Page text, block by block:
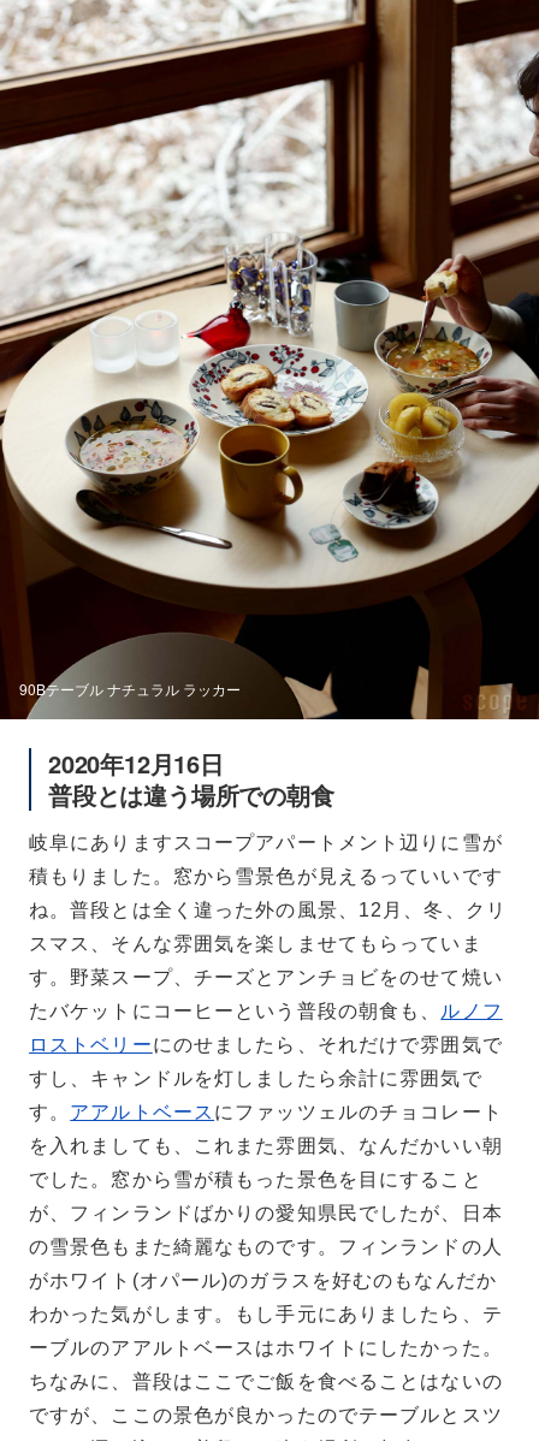
90Bテーブル ナチュラル ラッカー
2020年12月16日
普段とは違う場所での朝食
岐阜にありますスコープアパートメント辺りに雪が
積もりました。窓から雪景色が見えるっていいです
ね。普段とは全く違った外の風景、12月、冬、クリ
スマス、そんな雰囲気を楽しませてもらっていま
す。野菜スープ、チーズとアンチョビをのせて焼い
たバケットにコーヒーという普段の朝食も、 ルノフ
ロストベリーにのせましたら、それだけで雰囲気で
すし、キャンドルを灯しましたら余計に雰囲気で
す。 アアルトベース にファッツェルのチョコレート
を入れましても、これまた雰囲気、なんだかいい朝
でした。窓から雪が積もった景色を目にすること
が、フィンランドばかりの愛知県民でしたが、日本
の雪景色もまた綺麗なものです。フィンランドの人
がホワイト(オパール)のガラスを好むのもなんだか
わかった気がします。もし手元にありましたら、テ
ーブルのアアルトベースはホワイトにしたかった。
ちなみに、普段はここでご飯を食べることはないの
ですが、ここの景色が良かったのでテーブルとスツ